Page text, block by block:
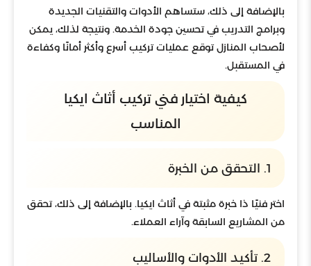
بالإضافة إلى ذلك، ستساهم الأدوات والتقنيات الجديدة
وبرامج التدريب في تحسين جودة الخدمة. ونتيجة لذلك، يمكن
لأصحاب المنازل توقع عمليات تركيب أسرع وأكثر أمانًا وكفاءة
في المستقبل.
كيفية اختيار فني تركيب أثاث ايكيا
المناسب
1. التحقق من الخبرة
اختر فنيًا ذا خبرة مثبتة في أثاث ايكيا. بالإضافة إلى ذلك، تحقق
من المشاريع السابقة وآراء العملاء.
2. تأكيد الأدوات والأساليب